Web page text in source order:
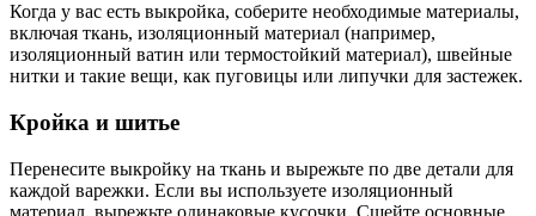
Когда у вас есть выкройка, соберите необходимые материалы,
включая ткань, изоляционный материал (например,
изоляционный ватин или термостойкий материал), швейные
нитки и такие вещи, как пуговицы или липучки для застежек.
Кройка и шитье
Перенесите выкройку на ткань и вырежьте по две детали для
каждой варежки. Если вы используете изоляционный
материал, вырежьте одинаковые кусочки. Сшейте основные